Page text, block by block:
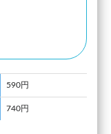
590円
740円